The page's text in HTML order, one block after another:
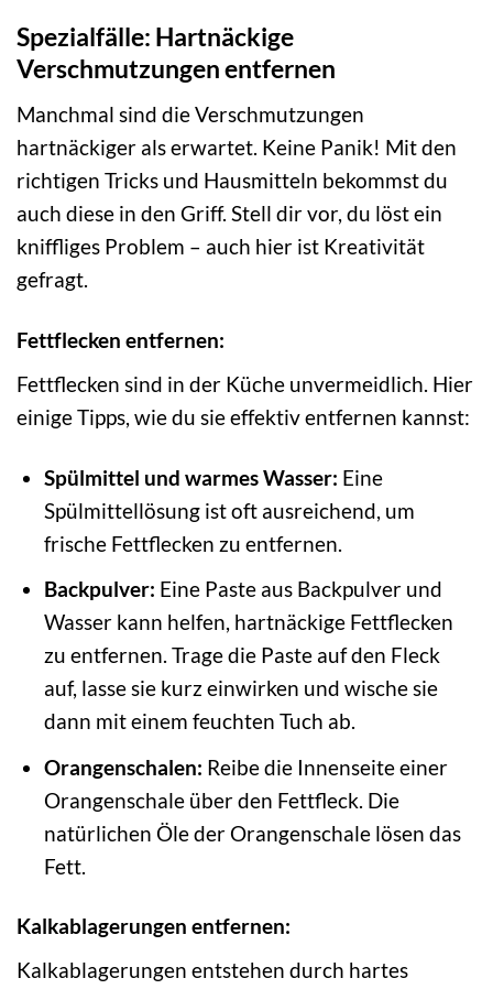
Spezialfälle: Hartnäckige
Verschmutzungen entfernen
Manchmal sind die Verschmutzungen
hartnäckiger als erwartet. Keine Panik! Mit den
richtigen Tricks und Hausmitteln bekommst du
auch diese in den Griff. Stell dir vor, du löst ein
kniffliges Problem – auch hier ist Kreativität
gefragt.
Fettflecken entfernen:
Fettflecken sind in der Küche unvermeidlich. Hier
einige Tipps, wie du sie effektiv entfernen kannst:
Spülmittel und warmes Wasser: Eine
Spülmittellösung ist oft ausreichend, um
frische Fettflecken zu entfernen.
Backpulver: Eine Paste aus Backpulver und
Wasser kann helfen, hartnäckige Fettflecken
zu entfernen. Trage die Paste auf den Fleck
auf, lasse sie kurz einwirken und wische sie
dann mit einem feuchten Tuch ab.
Orangenschalen: Reibe die Innenseite einer
Orangenschale über den Fettfleck. Die
natürlichen Öle der Orangenschale lösen das
Fett.
Kalkablagerungen entfernen:
Kalkablagerungen entstehen durch hartes